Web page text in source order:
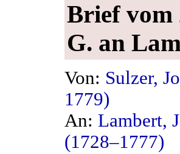
Brief vom
G. an
Von: Sulzer,
1779)
An: Lambert,
(1728–1777)